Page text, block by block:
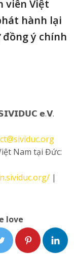
viên Việt
hành lại
ý chính
𝗦𝗜𝗩𝗜𝗗𝗨𝗖 𝗲.𝗩.
Nam tại Đức:
|
love